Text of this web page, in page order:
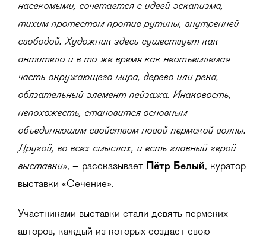
насекомыми, сочетается с идеей эскапизма,
тихим протестом против рутины, внутренней
свободой. Художник здесь существует как
антитело и в то же время как неотъемлемая
часть окружающего мира, дерево или река,
обязательный элемент пейзажа. Инаковость,
непохожесть, становится основным
объединяющим свойством новой пермской волны.
Другой, во всех смыслах, и есть главный герой
выставки», – рассказывает Пётр Белый, куратор
выставки «Сечение».
Участниками выставки стали девять пермских
авторов, каждый из которых создает свою